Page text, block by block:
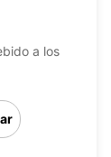
a los